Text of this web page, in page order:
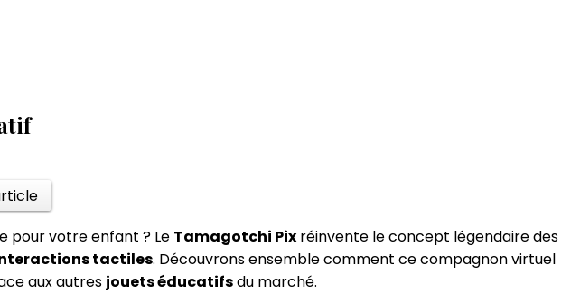
pour votre enfant ? Le Tamagotchi Pix réinvente le concept légendaire des
tactiles. Découvrons ensemble comment ce compagnon virtuel
aux autres jouets éducatifsdu marché.